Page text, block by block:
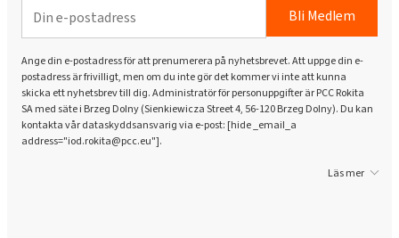
Bli Medlem
Ange din e-postadress för att prenumerera på nyhetsbrevet. Att uppge din e-
postadress är frivilligt, men om du inte gör det kommer vi inte att kunna
skicka ett nyhetsbrev till dig. Administratör för personuppgifter är PCC Rokita
SA med säte i Brzeg Dolny (Sienkiewicza Street 4, 56-120 Brzeg Dolny). Du kan
kontakta vår dataskyddsansvarig via e-post: [hide _email_a
address="iod.rokita@pcc.eu"].
Läs mer